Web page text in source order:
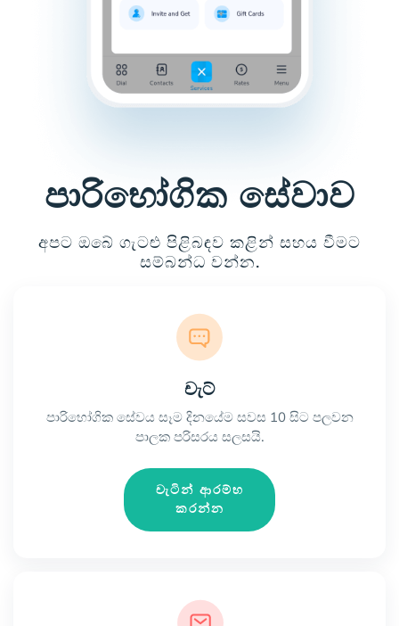
පාරිභෝගික සේවාව
අපට ඔබේ ගැටළු පිළිබඳව කළින් සහය වීමට
සම්බන්ධ වන්න.
චැට්
පාරිභෝගික සේවය සෑම දිනයේම සවස 10 සිට පලවන
පාලක පරිසරය සලසයි.
චැටින් ආරම්භ
කරන්න